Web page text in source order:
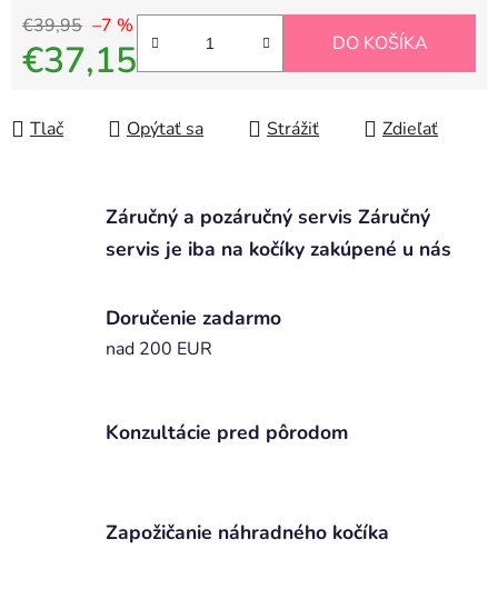
€39,95 –7 %
€37,15 DO KOŠÍKA
Tlač Opýtať sa Strážiť Zdieľať
Záručný a pozáručný servis Záručný
servis je iba na kočíky zakúpené u nás
Doručenie zadarmo
nad 200 EUR
Konzultácie pred pôrodom
Zapožičanie náhradného kočíka